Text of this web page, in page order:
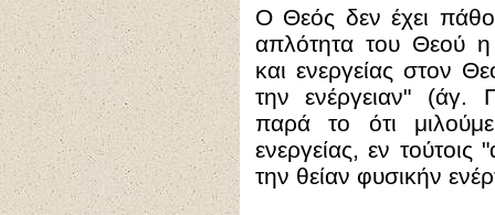
Ο Θεός δεν έχει
απλότητα του Θεού η
και ενεργείας στον
την ενέργειαν" (άγ.
παρά το ότι
ενεργείας, εν τούτοις
την θείαν φυσικήν